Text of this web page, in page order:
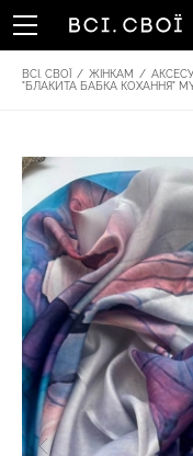
ВСІ. СВОЇ / ЖІНКАМ /
"БЛАКИТА БАБКА КОХАННЯ"